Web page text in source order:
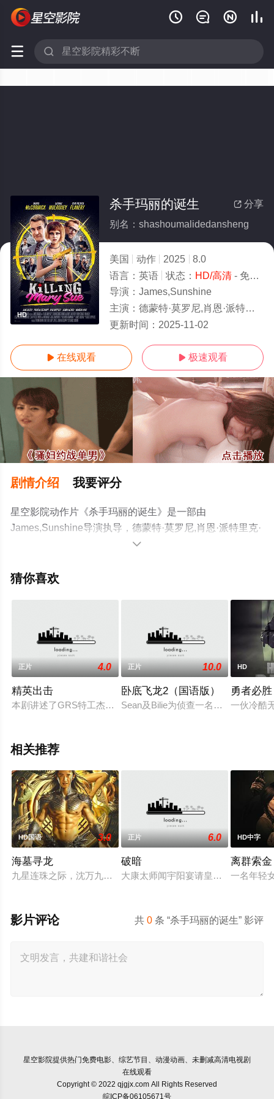
   
 
HD
 分享
杀手玛丽的诞生
别名：shashoumalidedansheng
美国 动作 2025
8.0
语言： 英语 状态： HD/高清- 免费在线观看
导演： James,Sunshine
主演： 德蒙特·莫罗尼,肖恩·派特里克·弗兰纳里,谢拉·麦克康米克,杰森·缪斯,马丁·科夫,杰克·布塞,弗伦奇·斯图尔
更新时间： 2025-11-02
 在线观看  极速观看
剧情介绍 我要评分
星空影院动作片《杀手玛丽的诞生》是一部由
James,Sunshine导演执导，德蒙特·莫罗尼,肖恩·派特里克·
弗兰纳里,谢拉·麦克康米克,杰森·缪斯,马丁·科夫,杰克·布塞,
尔,Benjamin,Hardy,艾丽莎·菲利普斯,格雷厄姆·沃尔夫,安迪
版电影大全就上星空电影网，更多相关信息可移步至豆瓣
电影、电视猫或剧情网等平台了解。

猜你喜欢
正片 4.0
精英出击
本剧讲述了GRS特工杰克•亚历山大（史蒂文•席格 Steven
正片 10.0
卧底飞龙2（国语版）
Sean及Bilie为侦查一名警员之死，
HD
勇者必胜
一伙冷酷
相关推荐
HD国语 3.0
海墓寻龙
九星连珠之际，沈万九海墓随岛浮现，引发各方势力觊觎。江
正片 6.0
破暗
大康太师闻宇阳宴请皇上义子神策府
HD中字
离群索金
一名年轻
共0 条 “杀手玛丽的诞生” 影评
影片评论
星空影院提供热门免费电影、综艺节目、动漫动画、未删减高清电视剧
在线观看
Copyright © 2022 qjgjx.com All Rights Reserved
皖ICP备06105671号